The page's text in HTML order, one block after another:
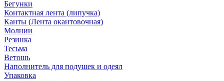
Бегунки
Контактная лента (липучка)
Канты (Лента окантовочная)
Молнии
Резинка
Тесьма
Ветошь
Наполнитель для подушек и одеял
Упаковка